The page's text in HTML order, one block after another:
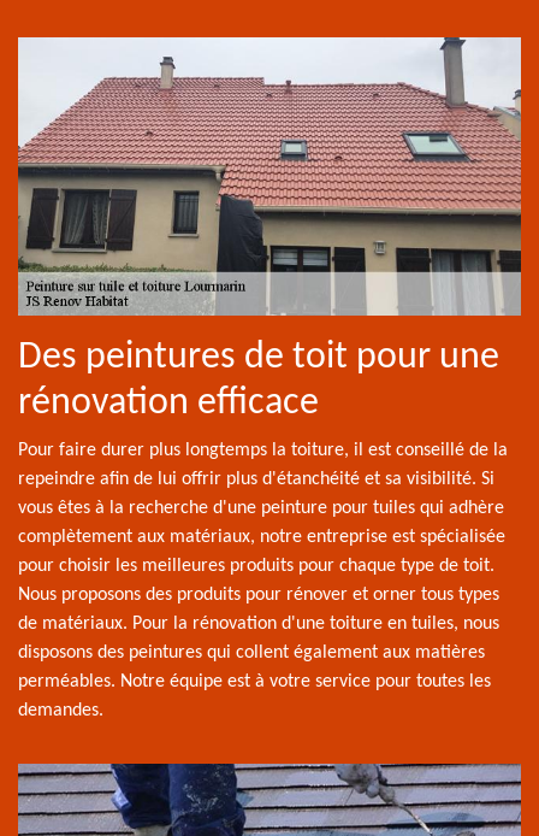
Des peintures de toit pour une
rénovation efficace
Pour faire durer plus longtemps la toiture, il est conseillé de la
repeindre afin de lui offrir plus d'étanchéité et sa visibilité. Si
vous êtes à la recherche d'une peinture pour tuiles qui adhère
complètement aux matériaux, notre entreprise est spécialisée
pour choisir les meilleures produits pour chaque type de toit.
Nous proposons des produits pour rénover et orner tous types
de matériaux. Pour la rénovation d'une toiture en tuiles, nous
disposons des peintures qui collent également aux matières
perméables. Notre équipe est à votre service pour toutes les
demandes.